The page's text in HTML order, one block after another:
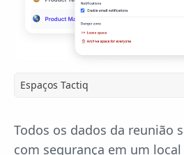
Espaços Tactiq
Todos os dados da reunião
com segurança em um